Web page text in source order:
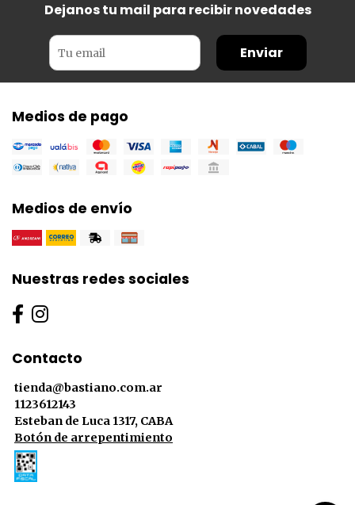
Dejanos tu mail para recibir novedades
Enviar
Medios de pago
Medios de envío
Nuestras redes sociales
Contacto
tienda@bastiano.com.ar
1123612143
Esteban de Luca 1317, CABA
Botón de arrepentimiento